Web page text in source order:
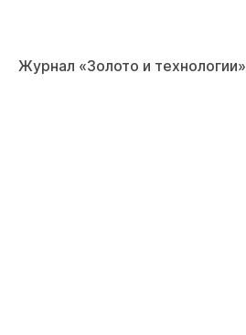
Журнал «Золото и технологии»